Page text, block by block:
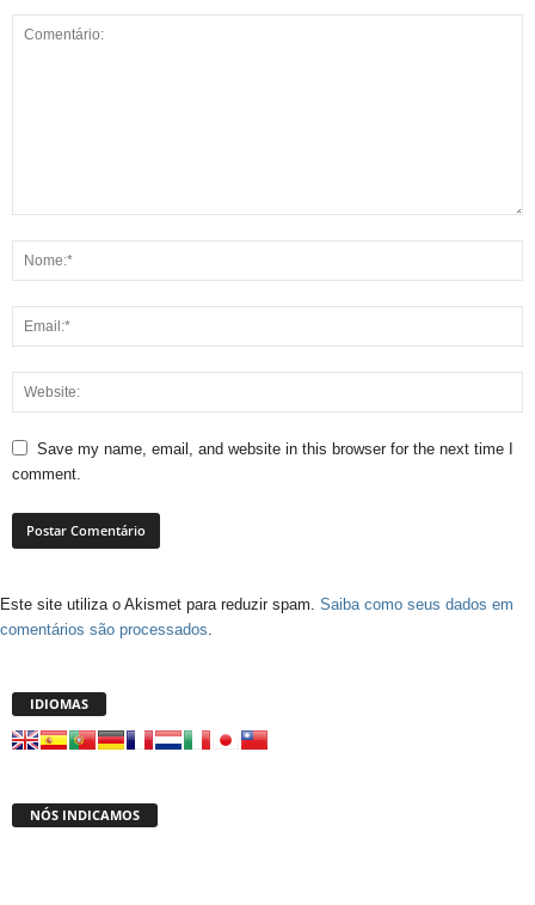
Save my name, email, and website in this browser for the next time I
comment.
Este site utiliza o Akismet para reduzir spam. Saiba como seus dados em
comentários são processados.
IDIOMAS
NÓS INDICAMOS